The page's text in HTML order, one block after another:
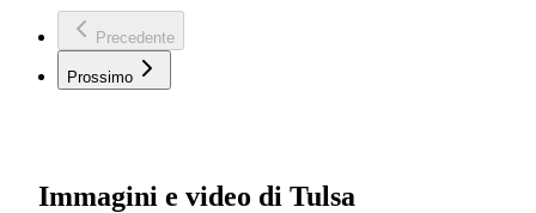
Precedente
Prossimo
Immagini e video di Tulsa